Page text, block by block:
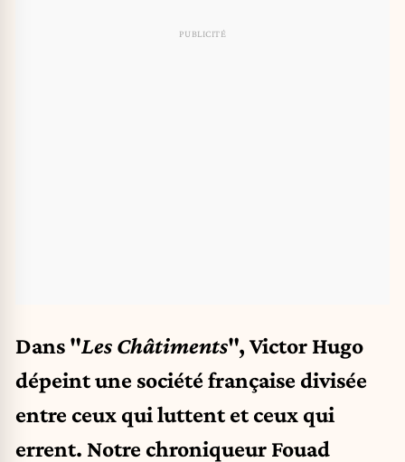
Dans "Les Châtiments", Victor Hugo
dépeint une société française divisée
entre ceux qui luttent et ceux qui
errent. Notre chroniqueur Fouad